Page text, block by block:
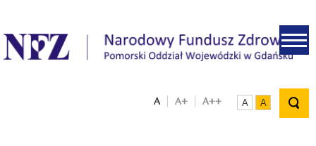
.
A A+ A++ A A